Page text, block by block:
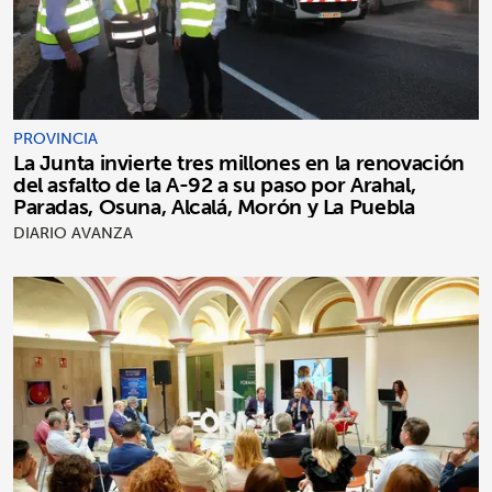
PROVINCIA
La Junta invierte tres millones en la renovación
del asfalto de la A-92 a su paso por Arahal,
Paradas, Osuna, Alcalá, Morón y La Puebla
DIARIO AVANZA